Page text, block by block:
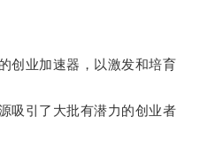
业加速器，以激发和培育
引了大批有潜力的创业者